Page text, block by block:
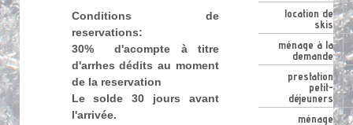
Conditions de
reservations:
30% d'acompte à titre
d'arrhes dédits au moment
de la reservation
Le solde 30 jours avant
l'arrivée.
location de
skis
ménage à la
demande
prestation
petit-
déjeuners
ménage